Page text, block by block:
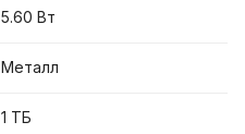
5.60 Вт
Металл
1 ТБ